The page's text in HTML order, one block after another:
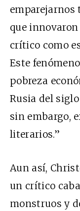
emparejarnos
que
crítico como
Este
pobreza
Rusia del
sin embargo,
literarios.”
Aun así,
un crítico
monstruos y